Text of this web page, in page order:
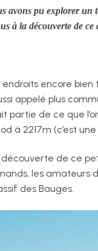
avons pu explorer
à la découverte de
encore
appelé plus
partie de ce que
à 2217m (c’est
de ce
les
des Bauges.